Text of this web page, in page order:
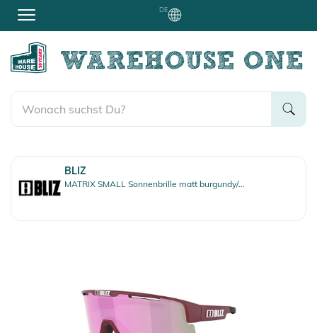
DE
BLIZ
MATRIX SMALL Sonnenbrille matt burgundy/brown rose multi